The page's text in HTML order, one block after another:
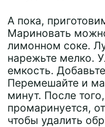
А пока,
Мариновать
лимонном соке.
нарежьте мелко.
емкость.
Перемешайте и
минут. После
промаринуется,
чтобы удалить